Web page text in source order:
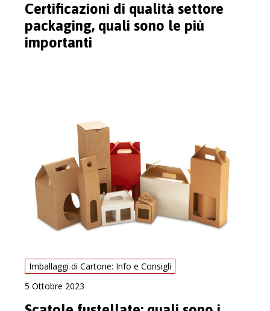
Certificazioni di qualità settore
packaging, quali sono le più
importanti
Imballaggi di Cartone: Info e Consigli
5 Ottobre 2023